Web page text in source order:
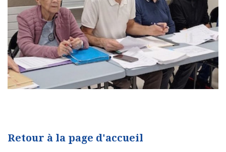
Retour à la page d'accueil